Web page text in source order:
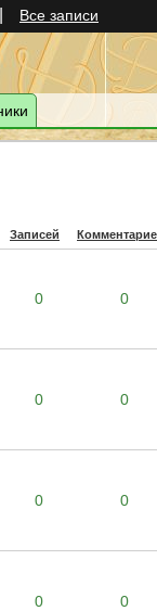
Все записи
Записей
0 0
0 0
0 0
0 0